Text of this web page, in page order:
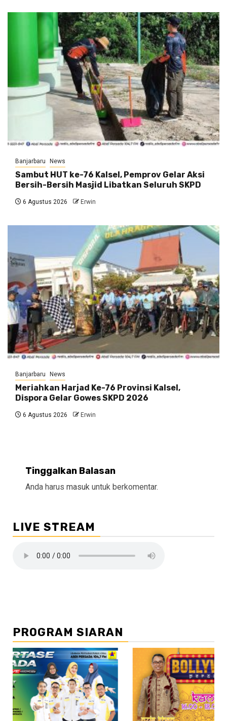
Banjarbaru News
Sambut HUT ke-76 Kalsel, Pemprov Gelar Aksi
Bersih-Bersih Masjid Libatkan Seluruh SKPD
6 Agustus 2026 Erwin
Banjarbaru News
Meriahkan Harjad Ke-76 Provinsi Kalsel,
Dispora Gelar Gowes SKPD 2026
6 Agustus 2026 Erwin
Tinggalkan Balasan
Anda harus masuk untuk berkomentar.
LIVE STREAM
PROGRAM SIARAN
//2